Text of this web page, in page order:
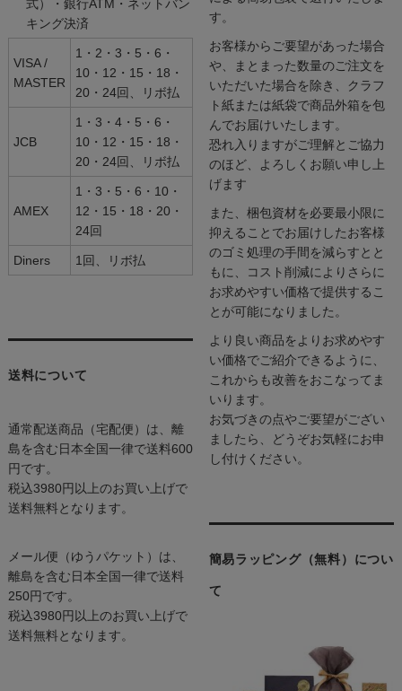
式）・銀行ATM・ネットバン
キング決済
VISA /
MASTER
1・2・3・5・6・
10・12・15・18・
20・24回、リボ払
JCB
1・3・4・5・6・
10・12・15・18・
20・24回、リボ払
AMEX
1・3・5・6・10・
12・15・18・20・
24回
Diners 1回、リボ払
送料について
通常配送商品（宅配便）は、離
島を含む日本全国一律で送料600
円です。
税込3980円以上のお買い上げで
送料無料となります。
メール便（ゆうパケット）は、
離島を含む日本全国一律で送料
250円です。
税込3980円以上のお買い上げで
送料無料となります。
す。
お客様からご要望があった場合
や、まとまった数量のご注文を
いただいた場合を除き、クラフ
ト紙または紙袋で商品外箱を包
んでお届けいたします。
恐れ入りますがご理解とご協力
のほど、よろしくお願い申し上
げます
また、梱包資材を必要最小限に
抑えることでお届けしたお客様
のゴミ処理の手間を減らすとと
もに、コスト削減によりさらに
お求めやすい価格で提供するこ
とが可能になりました。
より良い商品をよりお求めやす
い価格でご紹介できるように、
これからも改善をおこなってま
いります。
お気づきの点やご要望がござい
ましたら、どうぞお気軽にお申
し付けください。
簡易ラッピング（無料）につい
て